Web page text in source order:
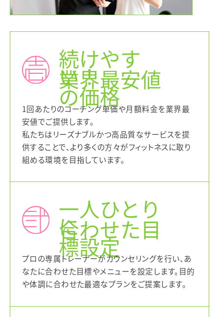
続けやす
い！
業界最安値
の価格
1回あたりのコーチング単価や月額料金を業界最
安値でご提供します。
私たちはリーズナブルかつ高品質なサービスを提
供することで、より多くの方々がフィットネスに取り
組める環境を目指しています。
一人ひとり
に
合わせた目
標設定
プロの専属トレーナーがカウンセリングを行い、あ
なたに合わせた目標やメニューを設定します。目的
や体調に合わせた最適なプランをご提案します。